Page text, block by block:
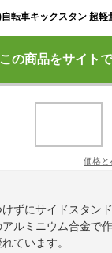
この商品をサイト
価格と
ずにサイドスタン
ルミニウム合金で
ています。